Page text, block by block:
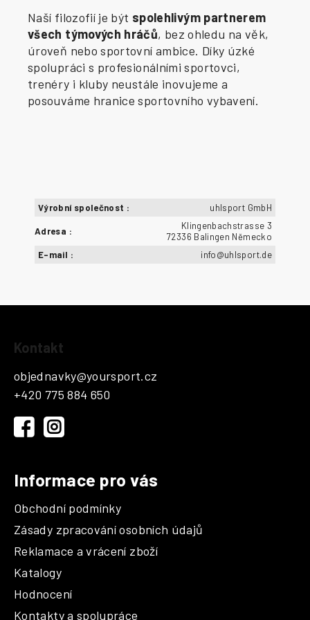
Naší filozofií je být spolehlivým partnerem
všech týmových hráčů, bez ohledu na věk,
úroveň nebo sportovní ambice. Díky úzké
spolupráci s profesionálními sportovci,
trenéry i kluby neustále inovujeme a
posouváme hranice sportovního vybavení.
Výrobní společnost : uhlsport GmbH
Adresa :
Klingenbachstrasse 3
72336 Balingen Německo
E-mail : info@uhlsport.de
Kontakt
objednavky@yoursport.cz
+420 775 884 650
Informace pro vás
Obchodní podmínky
Zásady zpracování osobních údajů
Reklamace a vrácení zboží
Katalogy
Hodnocení
Kontakty a spolupráce